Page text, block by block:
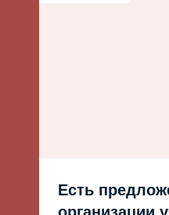
Есть
организации